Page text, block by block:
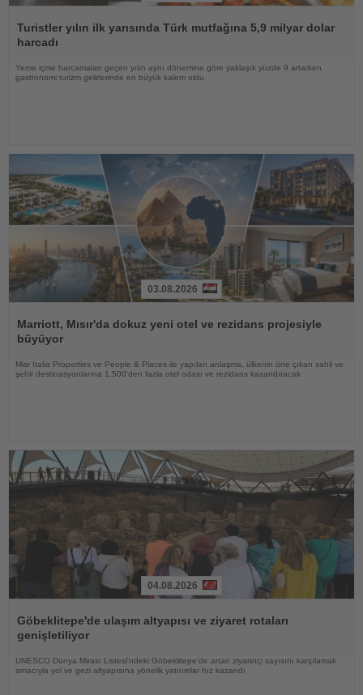
Oku
Turistler yılın ilk yarısında Türk mutfağına 5,9 milyar dolar
harcadı
Yeme içme harcamaları geçen yılın aynı dönemine göre yaklaşık yüzde 9 artarken
gastronomi turizm gelirlerinde en büyük kalem oldu
Oku
03.08.2026
Marriott, Mısır'da dokuz yeni otel ve rezidans projesiyle
büyüyor
Misr Italia Properties ve People & Places ile yapılan anlaşma, ülkenin öne çıkan sahil ve
şehir destinasyonlarına 1.500'den fazla otel odası ve rezidans kazandıracak
Oku
04.08.2026
Göbeklitepe'de ulaşım altyapısı ve ziyaret rotaları
genişletiliyor
UNESCO Dünya Mirası Listesi'ndeki Göbeklitepe'de artan ziyaretçi sayısını karşılamak
amacıyla yol ve gezi altyapısına yönelik yatırımlar hız kazandı